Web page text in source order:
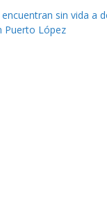
sin vida a
Puerto López